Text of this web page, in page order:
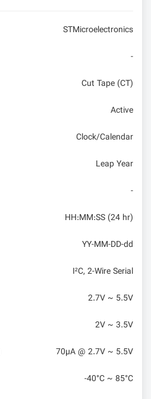
STMicroelectronics
-
Cut Tape (CT)
Active
Clock/Calendar
Leap Year
-
HH:MM:SS (24 hr)
YY-MM-DD-dd
I²C, 2-Wire Serial
2.7V ~ 5.5V
2V ~ 3.5V
70µA @ 2.7V ~ 5.5V
-40°C ~ 85°C